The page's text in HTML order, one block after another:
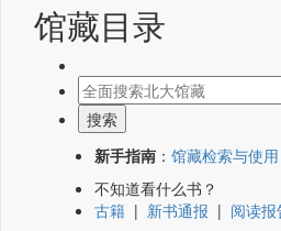
馆藏目录
新手指南 ： 馆藏检索与使用
不知道看什么书？
古籍 | 新书通报 | 阅读报